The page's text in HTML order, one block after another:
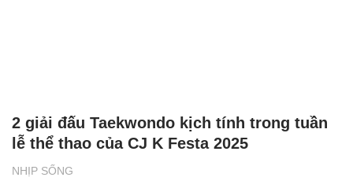
NHỊP SỐNG
2 giải đấu Taekwondo kịch tính trong tuần
lễ thể thao của CJ K Festa 2025